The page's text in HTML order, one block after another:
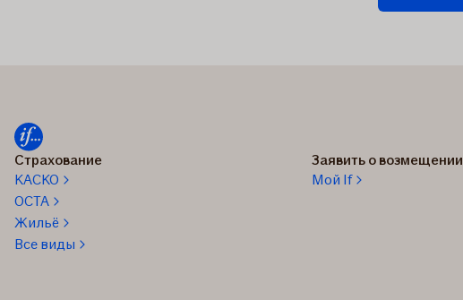
Страхование
КАСКО
OCTA
Жильё
Все виды
Заявить о возмещении
Мой If